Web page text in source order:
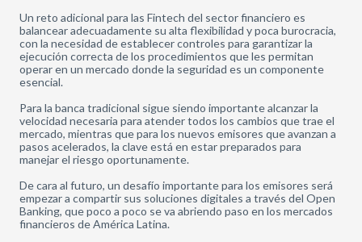
Un reto adicional para las Fintech del sector financiero es
balancear adecuadamente su alta flexibilidad y poca burocracia,
con la necesidad de establecer controles para garantizar la
ejecución correcta de los procedimientos que les permitan
operar en un mercado donde la seguridad es un componente
esencial.
Para la banca tradicional sigue siendo importante alcanzar la
velocidad necesaria para atender todos los cambios que trae el
mercado, mientras que para los nuevos emisores que avanzan a
pasos acelerados, la clave está en estar preparados para
manejar el riesgo oportunamente.
De cara al futuro, un desafío importante para los emisores será
empezar a compartir sus soluciones digitales a través del Open
Banking, que poco a poco se va abriendo paso en los mercados
financieros de América Latina.